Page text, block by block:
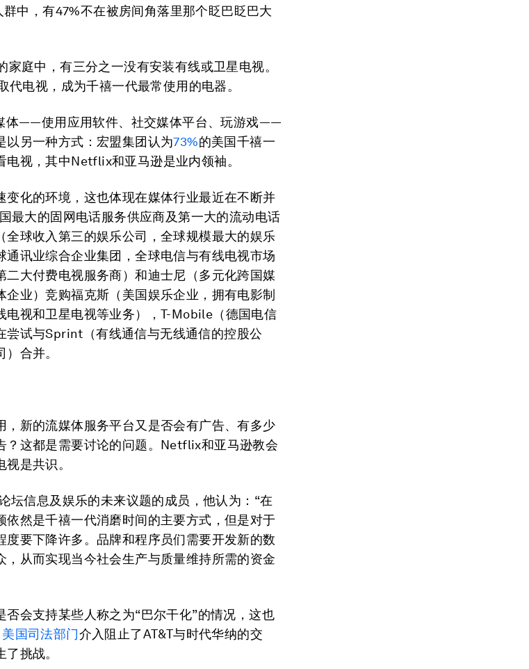
中，有47%不在被房间角落里那个眨巴眨巴大
庭中，有三分之一没有安装有线或卫星电视。
代电视，成为千禧一代最常使用的电器。
体——使用应用软件、社交媒体平台、玩游戏——
以另一种方式：宏盟集团认为73%的美国千禧一
视，其中Netflix和亚马逊是业内领袖。
变化的环境，这也体现在媒体行业最近在不断并
最大的固网电话服务供应商及第一大的流动电话
全球收入第三的娱乐公司，全球规模最大的娱乐
通讯业综合企业集团，全球电信与有线电视市场
二大付费电视服务商）和迪士尼（多元化跨国媒
业）竞购福克斯（美国娱乐企业，拥有电影制
电视和卫星电视等业务），T-Mobile（德国电信
尝试与Sprint（有线通信与无线通信的控股公
合并。
，新的流媒体服务平台又是否会有广告、有多少
？这都是需要讨论的问题。Netflix和亚马逊教会
是共识。
坛信息及娱乐的未来议题的成员，他认为：“在
依然是千禧一代消磨时间的主要方式，但是对于
度要下降许多。品牌和程序员们需要开发新的数
，从而实现当今社会生产与质量维持所需的资金
否会支持某些人称之为“巴尔干化”的情况，这也
美国司法部门介入阻止了AT&T与时代华纳的交
挑战。